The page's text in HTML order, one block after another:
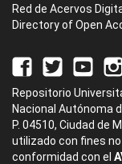
Red de Acervos
Directory of Open
Repositorio
Nacional Autónoma
P. 04510, Ciudad de
utilizado con fines
conformidad con el